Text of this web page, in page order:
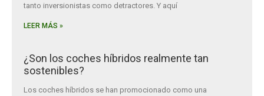
tanto inversionistas como detractores. Y aquí
LEER MÁS »
¿Son los coches híbridos realmente tan
sostenibles?
Los coches híbridos se han promocionado como una